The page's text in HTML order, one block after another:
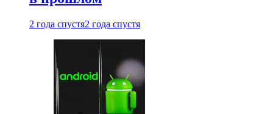
2 года спустя2 года спустя